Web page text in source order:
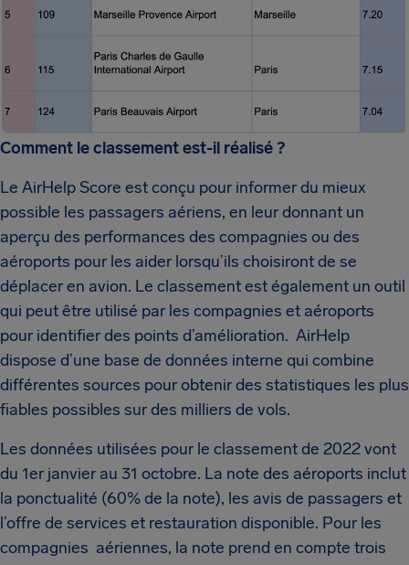
Comment le classement est-il réalisé ?
Le AirHelp Score est conçu pour informer du mieux
possible les passagers aériens, en leur donnant un
aperçu des performances des compagnies ou des
aéroports pour les aider lorsqu’ils choisiront de se
déplacer en avion. Le classement est également un outil
qui peut être utilisé par les compagnies et aéroports
pour identifier des points d’amélioration. AirHelp
dispose d’une base de données interne qui combine
différentes sources pour obtenir des statistiques les plus
fiables possibles sur des milliers de vols.
Les données utilisées pour le classement de 2022 vont
du 1er janvier au 31 octobre. La note des aéroports inclut
la ponctualité (60% de la note), les avis de passagers et
l’offre de services et restauration disponible. Pour les
compagnies aériennes, la note prend en compte trois